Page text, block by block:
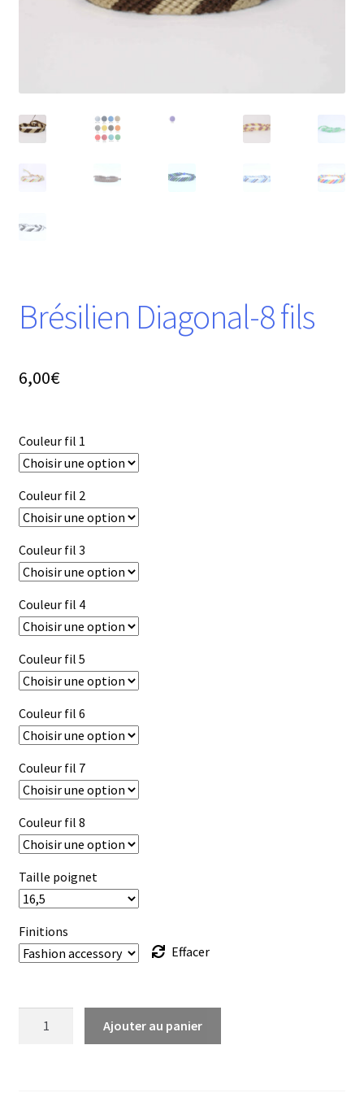
Brésilien Diagonal-8 fils
6,00€
Couleur fil 1
Couleur fil 2
Couleur fil 3
Couleur fil 4
Couleur fil 5
Couleur fil 6
Couleur fil 7
Couleur fil 8
Taille poignet
Finitions
Effacer
Ajouter au panier